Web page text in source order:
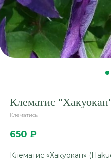
Клематис
Клематисы
650 ₽
Клематис «Хакуокан»